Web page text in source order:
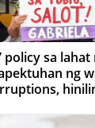
policy sa lahat
ng